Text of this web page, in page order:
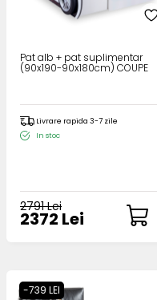
Pat alb + pat suplimentar
(90x190-90x180cm) COUPE
Livrare rapida 3-7 zile
In stoc
2791 Lei
2372 Lei
-739 LEI